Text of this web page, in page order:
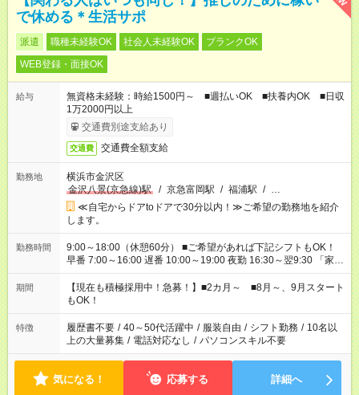
で休める＊生活サポ
派遣 職種未経験OK 社会人未経験OK
ブランクOK
WEB登録・面接OK
給与
無資格未経験：時給1500円～ ■週払いOK ■扶養内OK ■日収
1万2000円以上
交通費別途支給あり
交通費 交通費全額支給
勤務地
横浜市金沢区
金沢八景(京急線)駅
/ 京急富岡駅 / 福浦駅 / …
≪自宅からドアtoドアで30分以内！≫ご希望の勤務地を紹介
します。
勤務時間
9:00～18:00（休憩60分） ■ご希望があれば下記シフトもOK！
早番 7:00～16:00 遅番 10:00～19:00 夜勤 16:30～翌9:30 「家族
と休みを合わせたい」 「余裕を持って夕飯の準備がしたい」
「できれば残業はしたくない」 など、ご希望を教えてください
ね。 ※Wワーク希望の方へ 今ご覧のお仕事で希望する勤務時間
と、もう1つのお仕事の勤務時間。 合計で週40時間を超える場
合は応募できません。
期間
【現在も積極採用中！急募！】■2カ月～ ■8月～、9月スタート
もOK！
特徴 履歴書不要 / 40～50代活躍中 / 服装自由 / シフト勤務 / 10名以
上の大量募集 / 電話対応なし / パソコンスキル不要
気になる！ 応募する 詳細へ